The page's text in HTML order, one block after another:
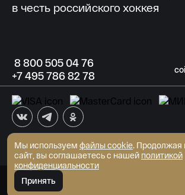
в честь российского хоккея
8800 50504 76
+7495 78682 78
АКБ "Трансстройбанк" (АО)
Генеральная лицензия ЦБ РФ №2807 от
© Интернет-магазин монет 2026
Развитие сайта - MediaMint
Мы используем файлы cookie. Продолжая
сайт, вы соглашаетесь с нашей политикой
конфиденциальности
Принять